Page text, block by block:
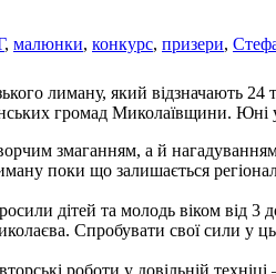
, малюнки, конкурс, призери,
лиману, який відзначають 24
громад Миколаївщини. Юні
змаганням, а й
поки що залишається
дітей та молодь віком від 3
Спробувати свої сили у
роботи у довільній